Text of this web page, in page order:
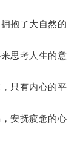
抱了大自然的
思考人生的意
只有内心的平
安抚疲惫的心